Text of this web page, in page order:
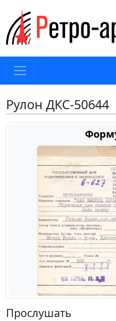
Рулон ДКС-50644
Прослушать